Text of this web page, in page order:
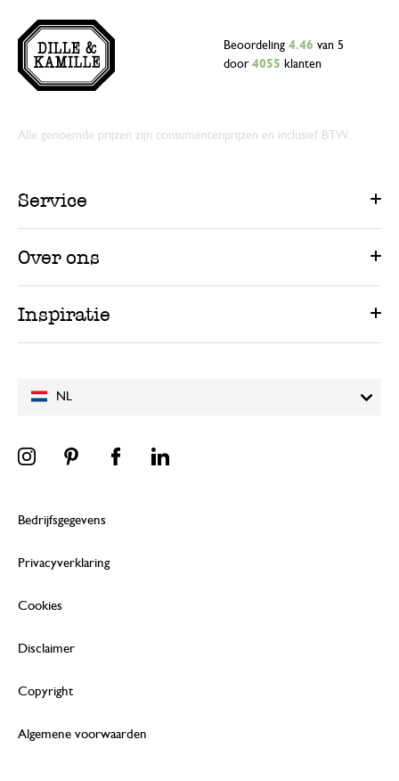
NL
Beoordeling 4.46 van 5
door 4055 klanten
Alle genoemde prijzen zijn consumentenprijzen en inclusief BTW.
Service
Over ons
Inspiratie
Bedrijfsgegevens
Privacyverklaring
Cookies
Disclaimer
Copyright
Algemene voorwaarden